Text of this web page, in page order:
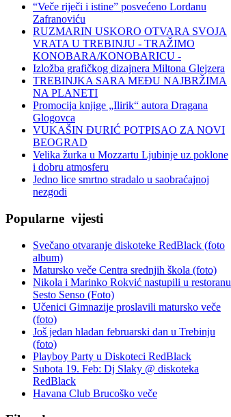
“Veče riječi i istine” posvećeno Lordanu
Zafranoviću
RUZMARIN USKORO OTVARA SVOJA
VRATA U TREBINJU - TRAŽIMO
KONOBARA/KONOBARICU -
Izložba grafičkog dizajnera Miltona Glejzera
TREBINЈKA SARA MEĐU NAJBRŽIMA
NA PLANETI
Promocija knjige „Ilirik“ autora Dragana
Glogovca
VUKAŠIN ĐURIĆ POTPISAO ZA NOVI
BEOGRAD
Velika žurka u Mozzartu Ljubinje uz poklone
i dobru atmosferu
Jedno lice smrtno stradalo u saobraćajnoj
nezgodi
Popularne vijesti
Svečano otvaranje diskoteke RedBlack (foto
album)
Matursko veče Centra srednjih škola (foto)
Nikola i Marinko Rokvić nastupili u restoranu
Sesto Senso (Foto)
Učenici Gimnazije proslavili matursko veče
(foto)
Još jedan hladan februarski dan u Trebinju
(foto)
Playboy Party u Diskoteci RedBlack
Subota 19. Feb: Dj Slaky @ diskoteka
RedBlack
Havana Club Brucoško veče